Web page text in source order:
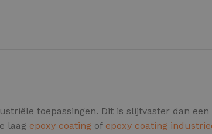
toepassingen. Dit is slijtvaster dan een
laag epoxy coating of epoxy coating